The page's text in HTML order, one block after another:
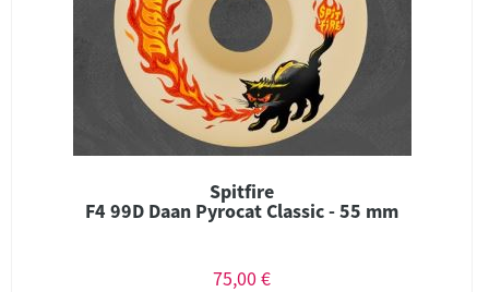
Spitfire
F4 99D Daan Pyrocat Classic - 55 mm
75,00 €